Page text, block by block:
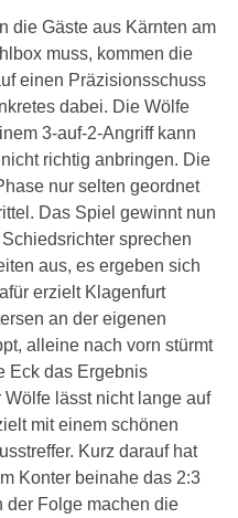
die Gäste aus Kärnten am
muss, kommen die
einen Präzisionsschuss
dabei. Die Wölfe
3-auf-2-Angriff kann
richtig anbringen. Die
nur selten geordnet
Das Spiel gewinnt nun
sprechen
aus, es ergeben sich
erzielt Klagenfurt
an der eigenen
alleine nach vorn stürmt
Eck das Ergebnis
lässt nicht lange auf
mit einem schönen
Kurz darauf hat
Konter beinahe das 2:3
der Folge machen die